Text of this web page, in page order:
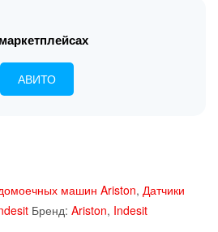
АВИТО
машин Ariston, Датчики
Бренд: Ariston, Indesit